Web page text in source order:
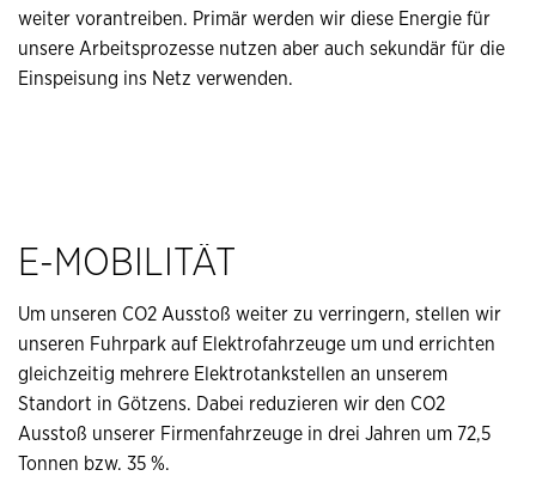
weiter vorantreiben. Primär werden wir diese Energie für
unsere Arbeitsprozesse nutzen aber auch sekundär für die
Einspeisung ins Netz verwenden.
E-MOBILITÄT
Um unseren CO2 Ausstoß weiter zu verringern, stellen wir
unseren Fuhrpark auf Elektrofahrzeuge um und errichten
gleichzeitig mehrere Elektrotankstellen an unserem
Standort in Götzens. Dabei reduzieren wir den CO2
Ausstoß unserer Firmenfahrzeuge in drei Jahren um 72,5
Tonnen bzw. 35 %.